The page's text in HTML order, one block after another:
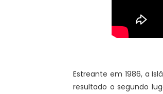
Estreante em 1986, a
resultado o segundo